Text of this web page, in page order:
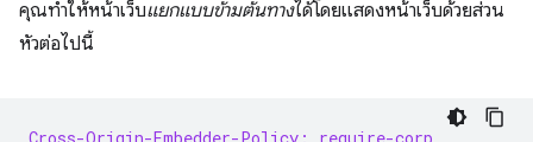
คุณทำให้หน้าเว็บแยกแบบข้ามต้นทางได้โดยแสดงหน้าเว็บด้วยส่วน
หัวต่อไปนี้